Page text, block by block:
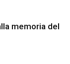
memoria del